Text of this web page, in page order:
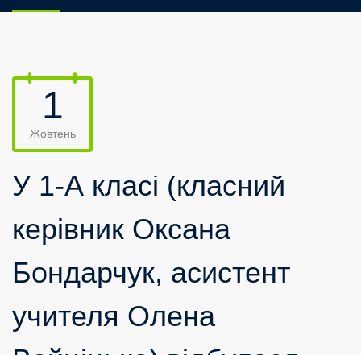
1
Жовтень
У 1-А класі (класний
керівник Оксана
Бондарчук, асистент
учителя Олена